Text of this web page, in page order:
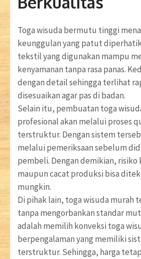
Toga wisuda bermutu tinggi
keunggulan yang patut
tekstil yang digunakan mampu
kenyamanan tanpa rasa panas.
dengan detail sehingga terlihat
disesuaikan agar pas di badan.
Selain itu, pembuatan toga
profesional akan melalui proses
terstruktur. Dengan sistem
melalui pemeriksaan sebelum
pembeli. Dengan demikian, risiko
maupun cacat produksi bisa
mungkin.
Di pihak lain, toga wisuda murah
tanpa mengorbankan standar
adalah memilih konveksi toga
berpengalaman yang memiliki
terstruktur. Sehingga, harga